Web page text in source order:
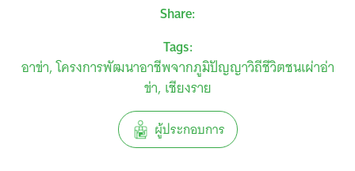
Share:
Tags:
อาข่า โครงการพัฒนาอาชีพจากภูมิปัญญาวิถีชีวิตชนเผ่าอ่า
ข่า เชียงราย
ผู้ประกอบการ